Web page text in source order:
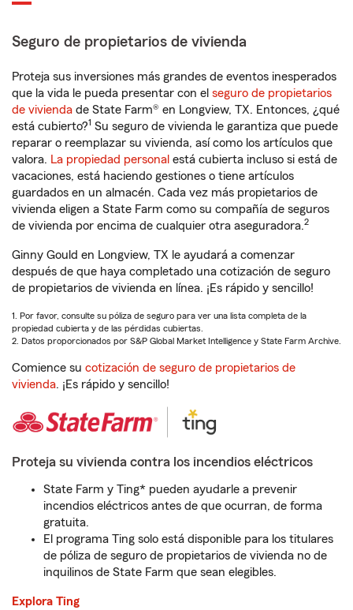
Seguro de propietarios de vivienda
Proteja sus inversiones más grandes de eventos inesperados
que la vida le pueda presentar con el seguro de propietarios
de vivienda de State Farm® en Longview, TX. Entonces, ¿qué
está cubierto?1 Su seguro de vivienda le garantiza que puede
reparar o reemplazar su vivienda, así como los artículos que
valora. La propiedad personal está cubierta incluso si está de
vacaciones, está haciendo gestiones o tiene artículos
guardados en un almacén. Cada vez más propietarios de
vivienda eligen a State Farm como su compañía de seguros
de vivienda por encima de cualquier otra aseguradora.2
Ginny Gould en Longview, TX le ayudará a comenzar
después de que haya completado una cotización de seguro
de propietarios de vivienda en línea. ¡Es rápido y sencillo!
1. Por favor, consulte su póliza de seguro para ver una lista completa de la
propiedad cubierta y de las pérdidas cubiertas.
2. Datos proporcionados por S&P Global Market Intelligence y State Farm Archive.
Comience su cotización de seguro de propietarios de
vivienda. ¡Es rápido y sencillo!
Proteja su vivienda contra los incendios eléctricos
State Farm y Ting* pueden ayudarle a prevenir
incendios eléctricos antes de que ocurran, de forma
gratuita.
El programa Ting solo está disponible para los titulares
de póliza de seguro de propietarios de vivienda no de
inquilinos de State Farm que sean elegibles.
Explora Ting